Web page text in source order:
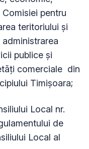
Comisiei pentru
teritoriului și
administrarea
publice și
comerciale din
Timişoara;
Local nr.
de
Local al